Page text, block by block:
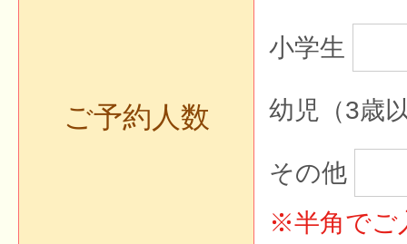
ご予約人数
小学生
幼児（3歳
その他
※半角でご